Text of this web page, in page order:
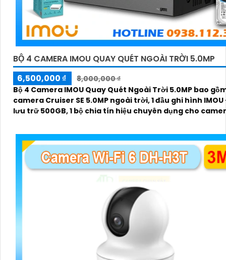
BỘ 4 CAMERA IMOU QUAY QUÉT NGOÀI TRỜI 5.0MP
6,500,000 ₫
8,000,000 ₫
Bộ 4 Camera IMOU Quay Quét Ngoài Trời 5.0MP bao
camera Cruiser SE 5.0MP ngoài trời, 1 đầu ghi hình IMOU
lưu trữ 500GB, 1 bộ chia tín hiệu chuyên dụng cho